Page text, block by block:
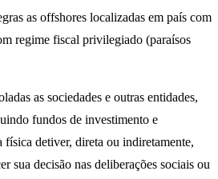
as offshores localizadas em país com
regime fiscal privilegiado (paraísos
as sociedades e outras entidades,
fundos de investimento e
física detiver, direta ou indiretamente,
sua decisão nas deliberações sociais ou